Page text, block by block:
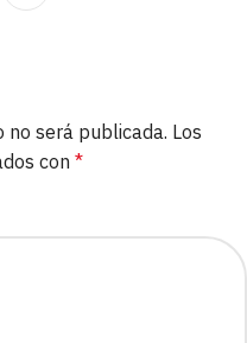
no será publicada. Los
con *